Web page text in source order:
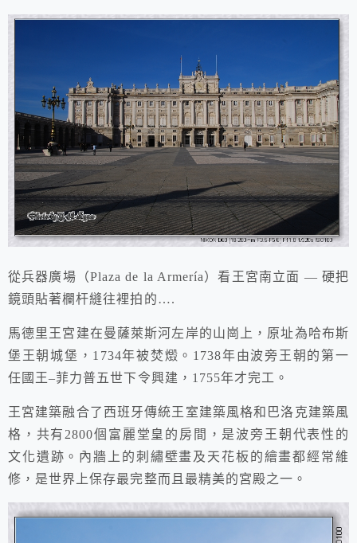
從兵器廣場 （Plaza de la Armería）看王宮南立面 — 硬把
鏡頭貼著欄杆縫往裡拍的….
馬德里王宮建在曼薩萊斯河左岸的山崗上，原址為哈布斯
堡王朝城堡，1734年被焚燬。 1738年由波旁王朝的第一
任國王–菲力普五世下令興建 ，1755年才完工。
王宮建築融合了西班牙傳統王室建築風格和巴洛克建築風
格，共有2800個富麗堂皇的房間，是波旁王朝代表性的
文化遺跡。內牆上的刺繡壁畫及天花板的繪畫都經常維
修，是世界上保存最完整而且最精美的宮殿之一。